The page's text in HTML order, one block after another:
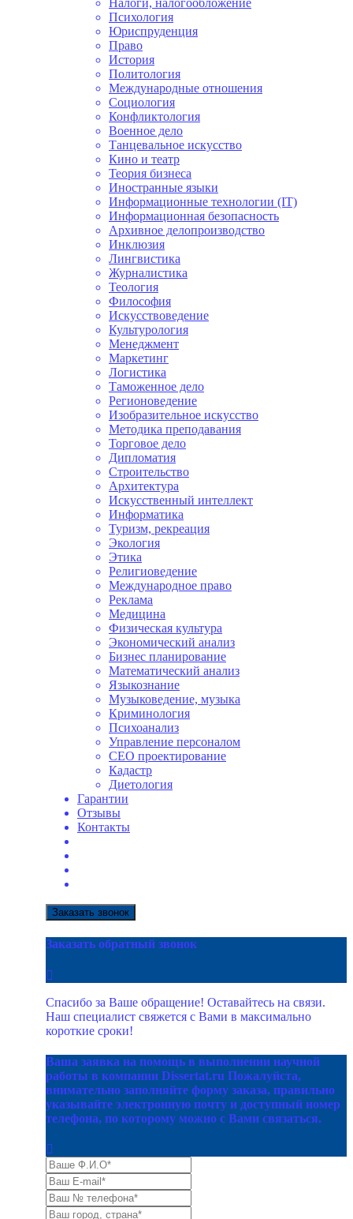
Налоги, налогообложение
Психология
Юриспруденция
Право
История
Политология
Международные отношения
Социология
Конфликтология
Военное дело
Танцевальное искусство
Кино и театр
Теория бизнеса
Иностранные языки
Информационные технологии (IT)
Информационная безопасность
Архивное делопроизводство
Инклюзия
Лингвистика
Журналистика
Теология
Философия
Искусствоведение
Культурология
Менеджмент
Маркетинг
Логистика
Таможенное дело
Регионоведение
Изобразительное искусство
Методика преподавания
Торговое дело
Дипломатия
Строительство
Архитектура
Искусственный интеллект
Информатика
Туризм, рекреация
Экология
Этика
Религиоведение
Международное право
Реклама
Медицина
Физическая культура
Экономический анализ
Бизнес планирование
Математический анализ
Языкознание
Музыковедение, музыка
Криминология
Психоанализ
Управление персоналом
СЕО проектирование
Кадастр
Диетология
Гарантии
Отзывы
Контакты
Заказать звонок
Заказать обратный звонок
Спасибо за Ваше обращение! Оставайтесь на связи.
Наш специалист свяжется с Вами в максимально
короткие сроки!
Ваша заявка на помощь в выполнении научной
работы в компании Dissertat.ru Пожалуйста,
внимательно заполняйте форму заказа, правильно
указывайте электронную почту и доступный номер
телефона, по которому можно с Вами связаться.